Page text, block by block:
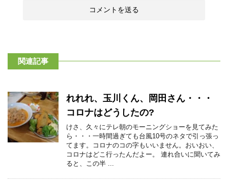
関連記事
れれれ、玉川くん、岡田さん・・・
コロナはどうしたの?
けさ、久々にテレ朝のモーニングショーを見てみた
ら・・・一時間過ぎても台風10号のネタで引っ張っ
てます。コロナのコの字もいいません。おいおい、
コロナはどこ行ったんだよー。 連れ合いに聞いてみ
ると、この半 ...